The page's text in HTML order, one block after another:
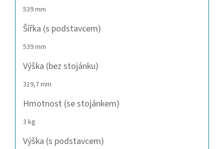
539 mm
Šířka (s podstavcem)
539 mm
Výška (bez stojánku)
319,7 mm
Hmotnost (se stojánkem)
3 kg
Výška (s podstavcem)